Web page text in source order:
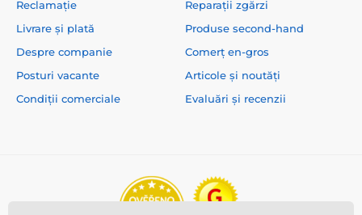
Reclamație
Livrare și plată
Despre companie
Posturi vacante
Condiții comerciale
Reparații zgărzi
Produse second-hand
Comerț en-gros
Articole și noutăți
Evaluări și recenzii